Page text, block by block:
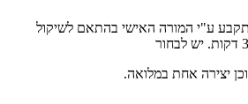
ע"י המורה האישי בהתאם לשיקול